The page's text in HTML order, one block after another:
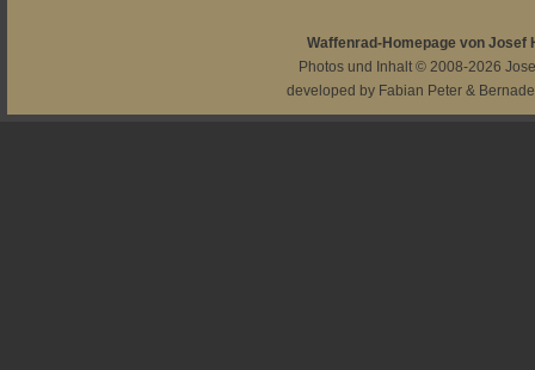
Waffenrad-Homepage von Josef
Photos und Inhalt © 2008-2026
developed by Fabian Peter &